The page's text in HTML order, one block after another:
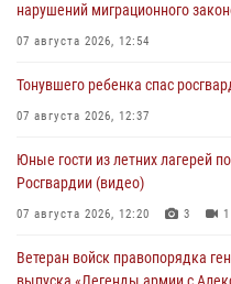
нарушений миграционного
07 августа 2026, 12:54
Тонувшего ребенка спас
07 августа 2026, 12:37
Юные гости из летних лагерей
Росгвардии (видео)
07 августа 2026, 12:20 3 1
Ветеран войск правопорядка